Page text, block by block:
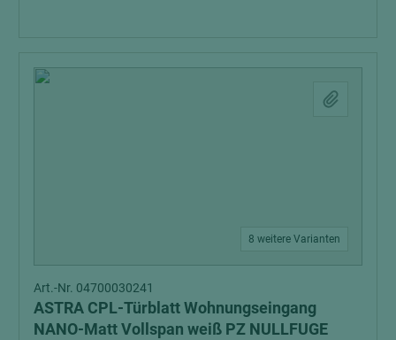
8 weitere Varianten
Art.-Nr. 04700030241
ASTRA CPL-Türblatt Wohnungseingang
NANO-Matt Vollspan weiß PZ NULLFUGE